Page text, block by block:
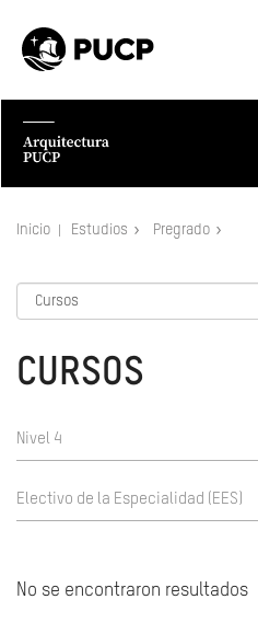
Inicio Estudios Pregrado
CURSOS
Nivel 4
Electivo de la Especialidad (EES)
No se encontraron resultados